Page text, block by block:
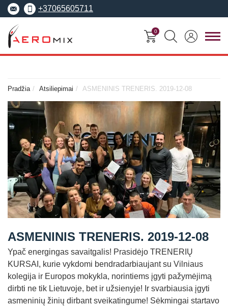
+37065605711
Apie Aeromix
Europos fitneso mokykla
EREPS
Anatomy Trains
Fascia Movement
Dėstytojai
Straipsniai
Sėkmės istorijos
Atsiliepimai
Seminarai
pradedantiesiems
Specializuoti seminarai
Anatomy Trains
Fascia Movement
Konvencijos
Asmeninis treneris
Pilates treneris
Grupinių
treneris
Fizinio rengimo
0
Pradžia Atsiliepimai ASMENINIS TRENERIS. 2019-12-08
ASMENINIS TRENERIS. 2019-12-08
Ypač energingas savaitgalis! Prasidėjo TRENERIŲ
KURSAI, kurie vykdomi bendradarbiaujant su Vilniaus
kolegija ir Europos mokykla, norintiems įgyti pažymėjimą
dirbti ne tik Lietuvoje, bet ir užsienyje! Ir svarbiausia įgyti
asmeninių žinių dirbant sveikatingume! Sėkmingai startavo